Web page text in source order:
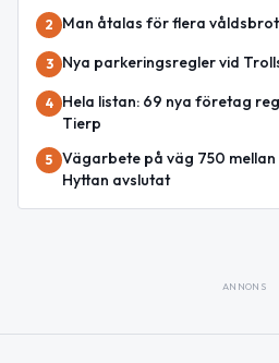
2 Man åtalas för flera
3 Nya parkeringsregler vid
4
Hela listan: 69 nya företag
Tierp
5 Vägarbete på väg 750 mellan
Hyttan avslutat
ANNONS